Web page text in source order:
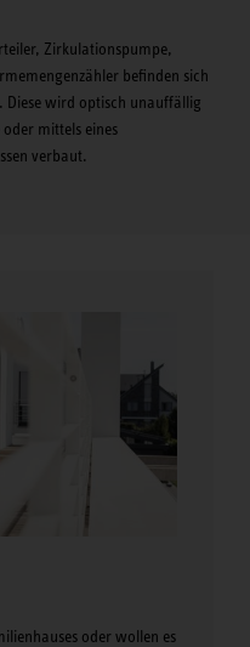
Zirkulationspumpe,
befinden sich
Diese wird optisch unauffällig
mittels eines
verbaut.
oder wollen es